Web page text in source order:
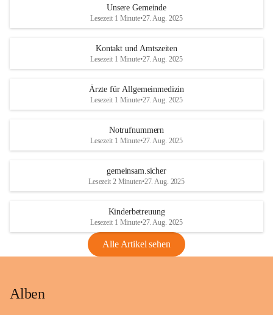
Unsere Gemeinde
Lesezeit 1 Minute•27. Aug. 2025
Kontakt und Amtszeiten
Lesezeit 1 Minute•27. Aug. 2025
Ärzte für Allgemeinmedizin
Lesezeit 1 Minute•27. Aug. 2025
Notrufnummern
Lesezeit 1 Minute•27. Aug. 2025
gemeinsam.sicher
Lesezeit 2 Minuten•27. Aug. 2025
Kinderbetreuung
Lesezeit 1 Minute•27. Aug. 2025
Alle Artikel sehen
Alben